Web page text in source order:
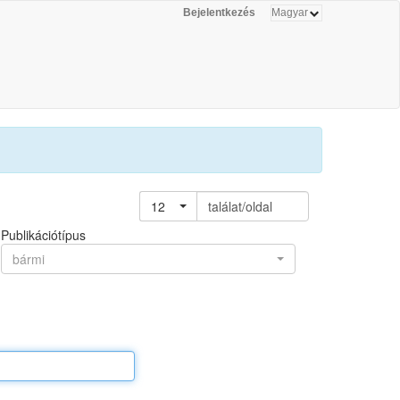
Bejelentkezés
12
találat/oldal
Publikációtípus
bármi